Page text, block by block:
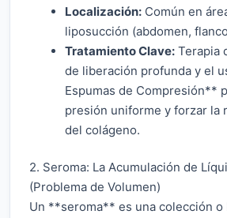
Localización: Común en
liposucción (abdomen,
Tratamiento Clave: Terapia
de liberación profunda y el
Espumas de Compresión**
presión uniforme y forzar la
del colágeno.
2. Seroma: La Acumulación de
(Problema de Volumen)
Un **seroma** es una colección